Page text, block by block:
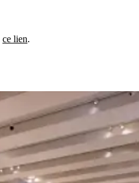
ce lien.